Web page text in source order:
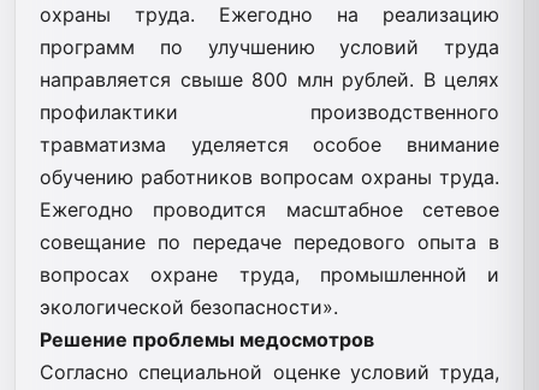
охраны труда. Ежегодно на реализацию
программ по улучшению условий труда
направляется свыше 800 млн рублей. В целях
профилактики производственного
травматизма уделяется особое внимание
обучению работников вопросам охраны труда.
Ежегодно проводится масштабное сетевое
совещание по передаче передового опыта в
вопросах охране труда, промышленной и
экологической безопасности».
Решение проблемы медосмотров
Согласно специальной оценке условий труда,